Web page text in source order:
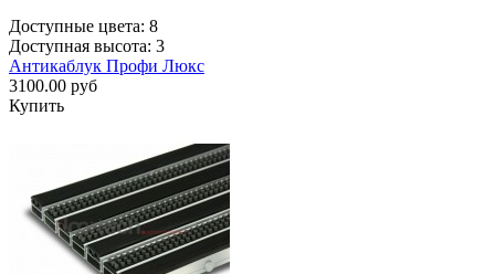
Доступные цвета: 8
Доступная высота: 3
Антикаблук Профи Люкс
3100.00 руб
Купить